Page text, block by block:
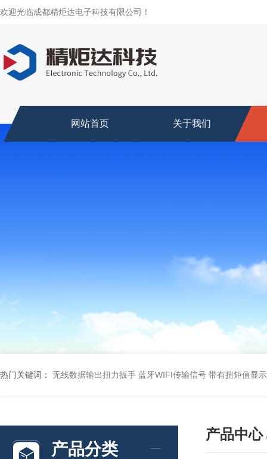
欢迎光临成都精炬达电子科技有限公司！
网站首页 关于我们
热门关键词： 无线数据输出扭力扳手 蓝牙WIFI传输信号 带有扭矩值显
产品分类
产品中心